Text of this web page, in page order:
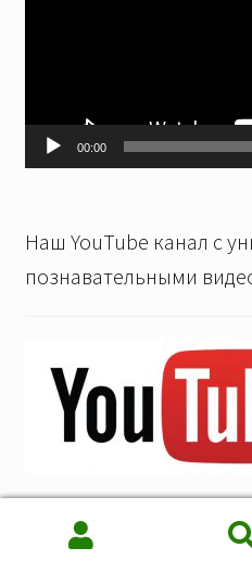
00:00
Наш YouTube канал с
познавательными